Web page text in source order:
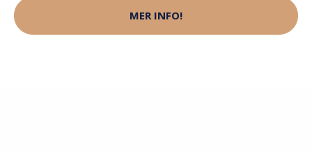
MER INFO!